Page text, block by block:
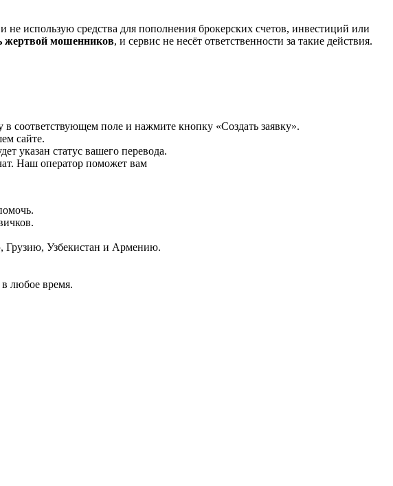
использую средства для пополнения брокерских счетов, инвестиций или
жертвой мошенников, и сервис не несёт ответственности за такие действия.
в соответствующем поле и нажмите кнопку «Создать заявку».
сайте.
указан статус вашего перевода.
Наш оператор поможет вам
Грузию, Узбекистан и Армению.
любое время.